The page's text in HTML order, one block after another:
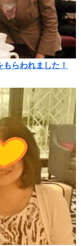
らわれました！